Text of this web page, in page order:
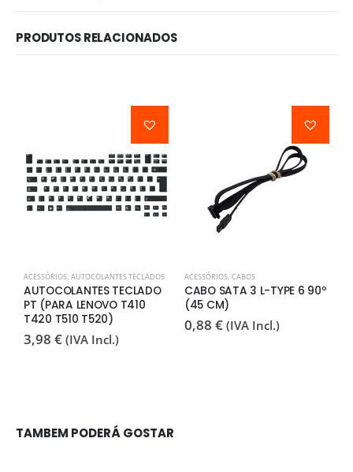
PRODUTOS RELACIONADOS
ACESSÓRIOS, AUTOCOLANTES TECLADOS
AUTOCOLANTES TECLADO
PT (PARA LENOVO T410
T420 T510 T520)
3,98 € (IVA Incl.)
ACESSÓRIOS, CABOS
CABO SATA 3 L-TYPE 6 90º
(45 CM)
0,88 € (IVA Incl.)
TAMBEM PODERÁ GOSTAR